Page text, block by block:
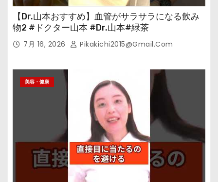
【Dr.山本おすすめ】血管がサラサラになる飲み
物2 #ドクター山本 #Dr.山本#緑茶
7月 16, 2026 Pikakichi2015@gmail.com
美容・健康